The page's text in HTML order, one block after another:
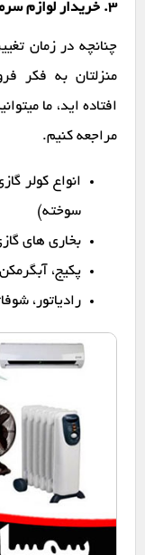
۳. خریدار لوازم سرمایشی و گرمایشی
چنانچه در زمان
منزلتان به فکر
افتاده اید، ما
مراجعه کنیم.
انواع کولر
سوخته)
بخاری های
پکیج،
رادیاتور،